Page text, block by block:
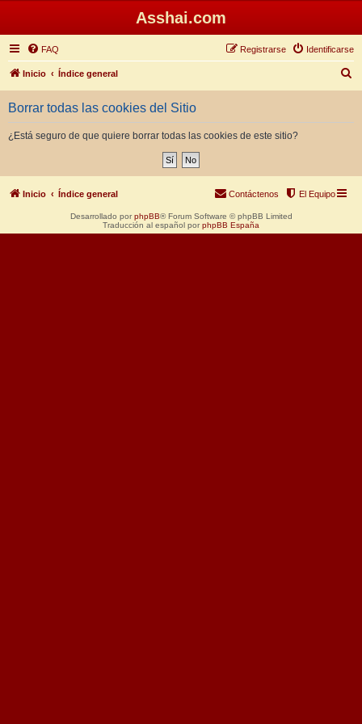
Asshai.com
FAQ Identificarse
Registrarse
Inicio Índice general
u
Borrar todas las cookies del Sitio
¿Está seguro de que quiere borrar todas las cookies de este sitio?
Inicio Índice general El Equipo
Contáctenos
Desarrollado por phpBB® Forum Software © phpBB Limited
Traducción al español por phpBB España